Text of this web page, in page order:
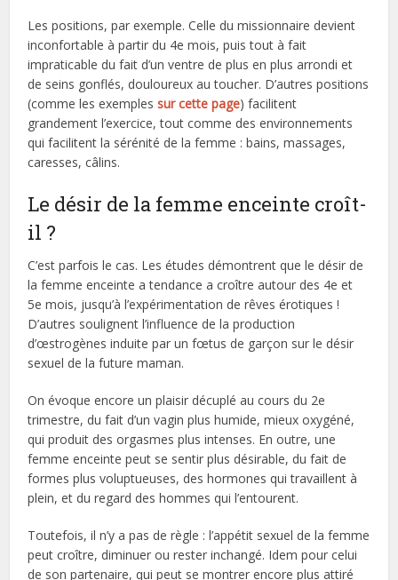
Les positions, par exemple. Celle du missionnaire devient
inconfortable à partir du 4e mois, puis tout à fait
impraticable du fait d’un ventre de plus en plus arrondi et
de seins gonflés, douloureux au toucher. D’autres positions
(comme les exemplessur cette page) facilitent
grandement l’exercice, tout comme des environnements
qui facilitent la sérénité de la femme : bains, massages,
caresses, câlins.
Le désir de la femme enceinte croît-
il ?
C’est parfois le cas. Les études démontrent que le désir de
la femme enceinte a tendance a croître autour des 4e et
5e mois, jusqu’à l’expérimentation de rêves érotiques !
D’autres soulignent l’influence de la production
d’œstrogènes induite par un fœtus de garçon sur le désir
sexuel de la future maman.
On évoque encore un plaisir décuplé au cours du 2e
trimestre, du fait d’un vagin plus humide, mieux oxygéné,
qui produit des orgasmes plus intenses. En outre, une
femme enceinte peut se sentir plus désirable, du fait de
formes plus voluptueuses, des hormones qui travaillent à
plein, et du regard des hommes qui l’entourent.
Toutefois, il n’y a pas de règle : l’appétit sexuel de la femme
peut croître, diminuer ou rester inchangé. Idem pour celui
de son partenaire, qui peut se montrer encore plus attiré